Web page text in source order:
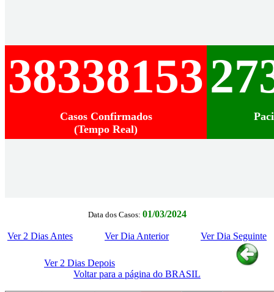
38338153
Casos Confirmados
(Tempo Real)
Data dos Casos: 01/03/2024
Ver 2 Dias Antes Ver Dia Anterior Ver Dia Seguinte
Ver 2 Dias Depois
Voltar para a página do BRASIL